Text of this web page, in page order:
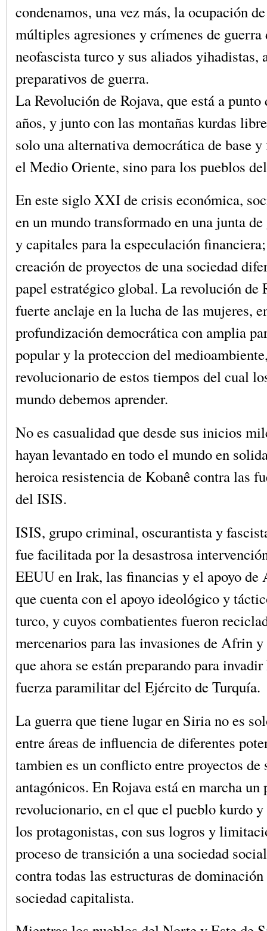
condenamos, una vez más, la ocupación
múltiples agresiones y crímenes de guerra
neofascista turco y sus aliados yihadistas,
preparativos de guerra.
La Revolución de Rojava, que está a punto
años, y junto con las montañas kurdas
solo una alternativa democrática de base
el Medio Oriente, sino para los pueblos
En este siglo XXI de crisis económica,
en un mundo transformado en una junta de
y capitales para la especulación
creación de proyectos de una sociedad
papel estratégico global. La revolución de
fuerte anclaje en la lucha de las mujeres,
profundización democrática con amplia
popular y la proteccion del
revolucionario de estos tiempos del cual
mundo debemos aprender.
No es casualidad que desde sus inicios
hayan levantado en todo el mundo en
heroica resistencia de Kobanê contra las
del ISIS.
ISIS, grupo criminal, oscurantista y
fue facilitada por la desastrosa
EEUU en Irak, las financias y el apoyo de
que cuenta con el apoyo ideológico y
turco, y cuyos combatientes fueron
mercenarios para las invasiones de Afrin
que ahora se están preparando para
fuerza paramilitar del Ejército de Turquía.
La guerra que tiene lugar en Siria no es
entre áreas de influencia de diferentes
tambien es un conflicto entre proyectos de
antagónicos. En Rojava está en marcha un
revolucionario, en el que el pueblo kurdo
los protagonistas, con sus logros y
proceso de transición a una sociedad
contra todas las estructuras de
sociedad capitalista.